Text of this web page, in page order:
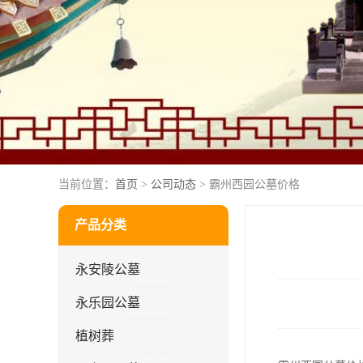
当前位置： 首页 > 公司动态 > 霸州西园公墓价格
产品分类
永安陵公墓
永乐园公墓
植树葬